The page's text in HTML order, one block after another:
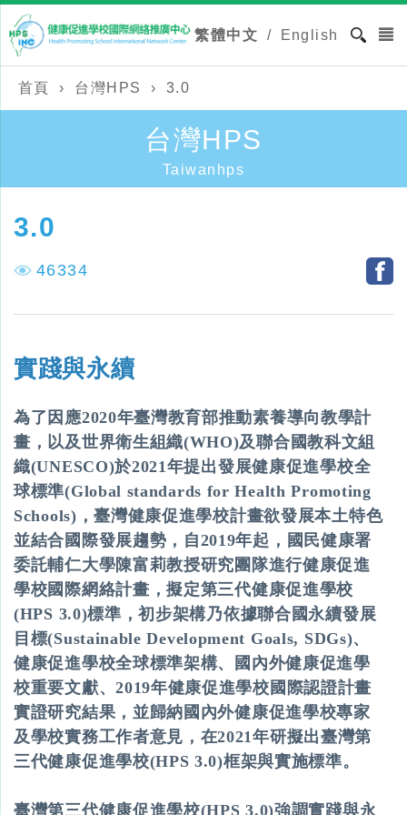
繁體中文 / English
首頁 › 台灣HPS › 3.0
台灣HPS
Taiwanhps
46334
3.0
實踐與永續
為了因應2020年臺灣教育部推動素養導向教學計
畫，以及世界衛生組織(WHO)及聯合國教科文組
織(UNESCO)於2021年提出發展健康促進學校全
球標準(Global standards for Health Promoting
Schools)，臺灣健康促進學校計畫欲發展本土特色
並結合國際發展趨勢，自2019年起，國民健康署
委託輔仁大學陳富莉教授研究團隊進行健康促進
學校國際網絡計畫，擬定第三代健康促進學校
(HPS 3.0)標準，初步架構乃依據聯合國永續發展
目標(Sustainable Development Goals, SDGs)、
健康促進學校全球標準架構、國內外健康促進學
校重要文獻、2019年健康促進學校國際認證計畫
實證研究結果，並歸納國內外健康促進學校專家
及學校實務工作者意見，在2021年研擬出臺灣第
三代健康促進學校(HPS 3.0)框架與實施標準。
臺灣第三代健康促進學校(HPS 3.0)強調實踐與永